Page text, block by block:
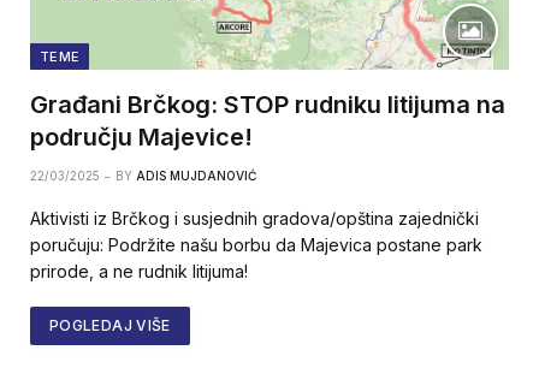
TEME
Građani Brčkog: STOP rudniku litijuma na
području Majevice!
22/03/2025 BY ADIS MUJDANOVIĆ
Aktivisti iz Brčkog i susjednih gradova/opština zajednički
poručuju: Podržite našu borbu da Majevica postane park
prirode, a ne rudnik litijuma!
POGLEDAJ VIŠE